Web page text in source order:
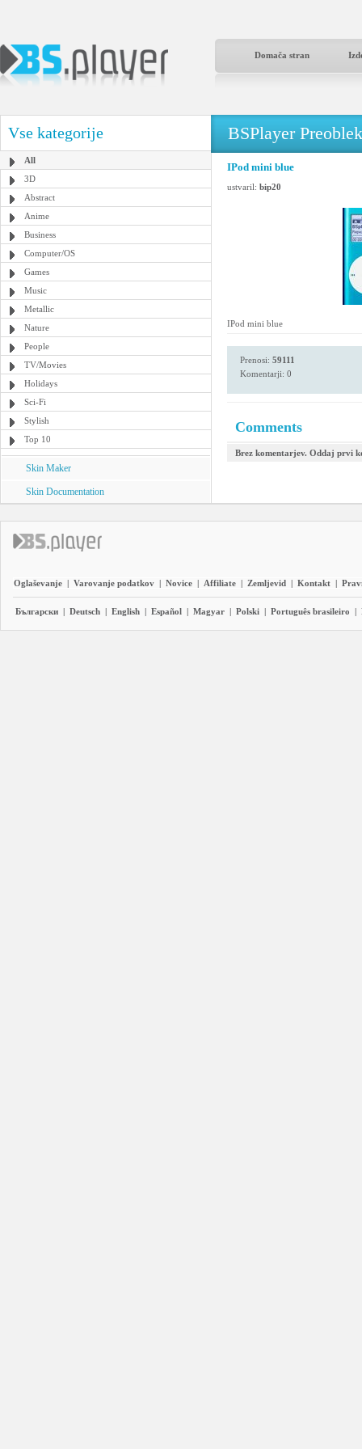
Domača stran
Vse kategorije
All
3D
Abstract
Anime
Business
Computer/OS
Games
Music
Metallic
Nature
People
TV/Movies
Holidays
Sci-Fi
Stylish
Top 10
Skin Maker
Skin Documentation
BSPlayer
IPod mini blue
ustvaril: bip20
IPod mini blue
Prenosi: 59111
Komentarji: 0
Comments
Brez komentarjev. Oddaj prvi
Oglaševanje | Varovanje podatkov | Novice | Affiliate | Zemljevid | Kontakt |
Български | Deutsch | English | Español | Magyar | Polski | Português brasileiro |